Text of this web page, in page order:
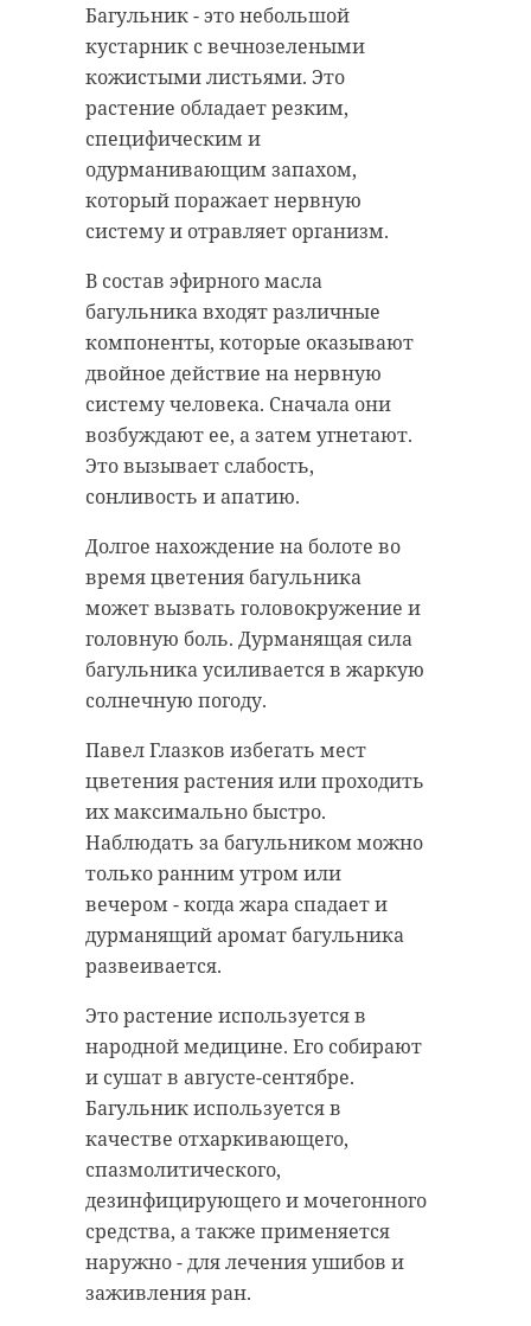
Багульник - это небольшой
кустарник с вечнозелеными
кожистыми листьями. Это
растение обладает резким,
специфическим и
одурманивающим запахом,
который поражает нервную
систему и отравляет организм.
В состав эфирного масла
багульника входят различные
компоненты, которые оказывают
двойное действие на нервную
систему человека. Сначала они
возбуждают ее, а затем угнетают.
Это вызывает слабость,
сонливость и апатию.
Долгое нахождение на болоте во
время цветения багульника
может вызвать головокружение и
головную боль. Дурманящая сила
багульника усиливается в жаркую
солнечную погоду.
Павел Глазков избегать мест
цветения растения или проходить
их максимально быстро.
Наблюдать за багульником можно
только ранним утром или
вечером - когда жара спадает и
дурманящий аромат багульника
развеивается.
Это растение используется в
народной медицине. Его собирают
и сушат в августе-сентябре.
Багульник используется в
качестве отхаркивающего,
спазмолитического,
дезинфицирующего и мочегонного
средства, а также применяется
наружно - для лечения ушибов и
заживления ран.